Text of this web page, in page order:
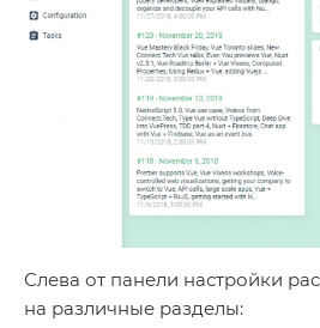
Слева от панели настройки
на различные разделы: